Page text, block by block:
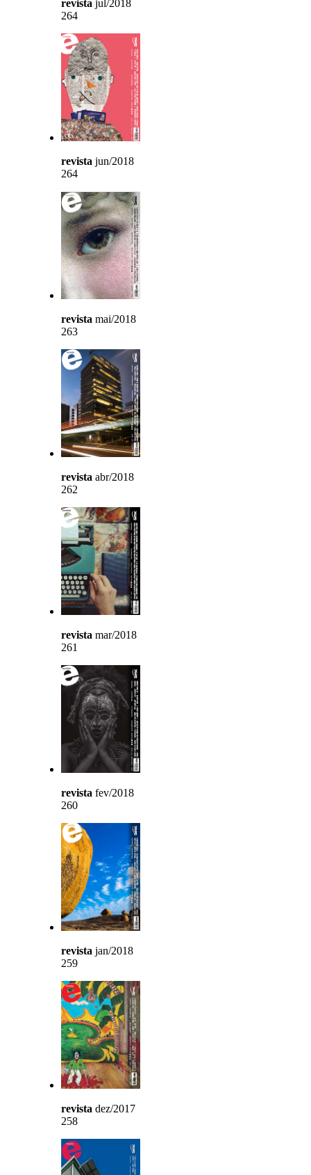
revista jul/2018
264
revista jun/2018
264
revista mai/2018
263
revista abr/2018
262
revista mar/2018
261
revista fev/2018
260
revista jan/2018
259
revista dez/2017
258